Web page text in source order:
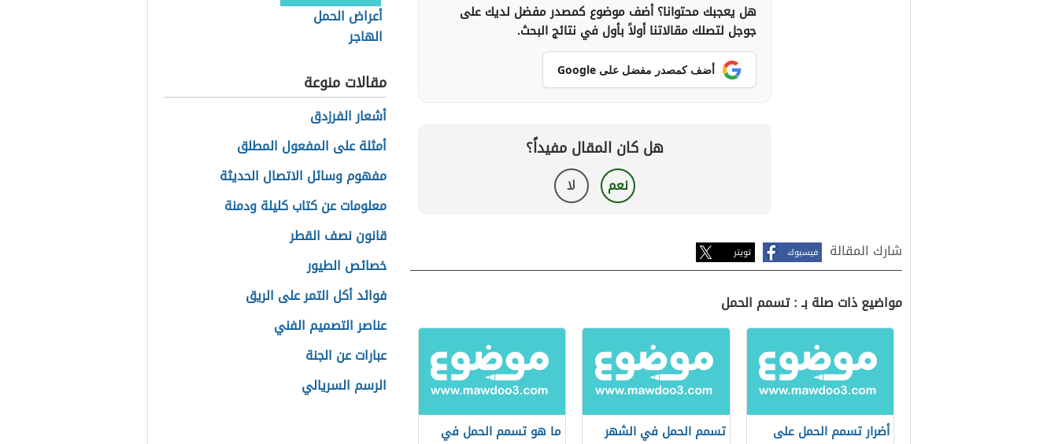
هل يعجبك محتوانا؟ أضف موضوع كمصدر مفضل لديك على
جوجل لتصلك مقالاتنا أولاً بأول في نتائج البحث.
أضف كمصدر مفضل على Google
هل كان المقال مفيداً؟
نعم لا
شارك المقالة فيسبوك تويتر
مواضيع ذات صلة بـ : تسمم الحمل
أضرار تسمم الحمل على تسمم الحمل في الشهر ما هو تسمم الحمل في
أعراض الحمل
الهاجر
مقالات منوعة
أشعار الفرزدق
أمثلة على المفعول المطلق
مفهوم وسائل الاتصال الحديثة
معلومات عن كتاب كليلة ودمنة
قانون نصف القطر
خصائص الطيور
فوائد أكل التمر على الريق
عناصر التصميم الفني
عبارات عن الجنة
الرسم السريالي